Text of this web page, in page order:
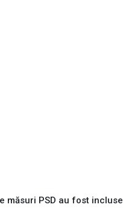
măsuri PSD au fost incluse